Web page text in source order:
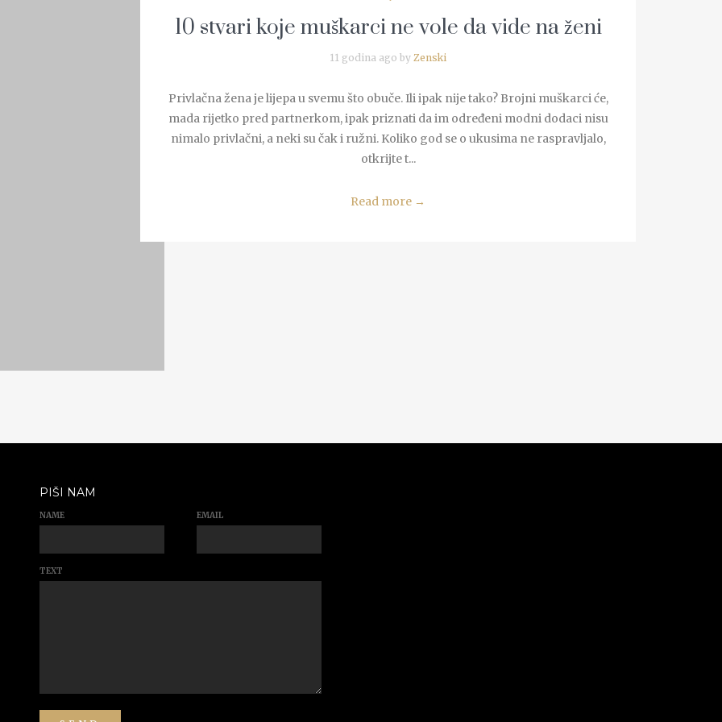
10 stvari koje muškarci ne vole da vide na ženi
11 godina ago by Zenski
Privlačna žena je lijepa u svemu što obuče. Ili ipak nije tako? Brojni muškarci će,
mada rijetko pred partnerkom, ipak priznati da im određeni modni dodaci nisu
nimalo privlačni, a neki su čak i ružni. Koliko god se o ukusima ne raspravljalo,
otkrijte t...
Read more →
PIŠI NAM
NAME EMAIL
TEXT